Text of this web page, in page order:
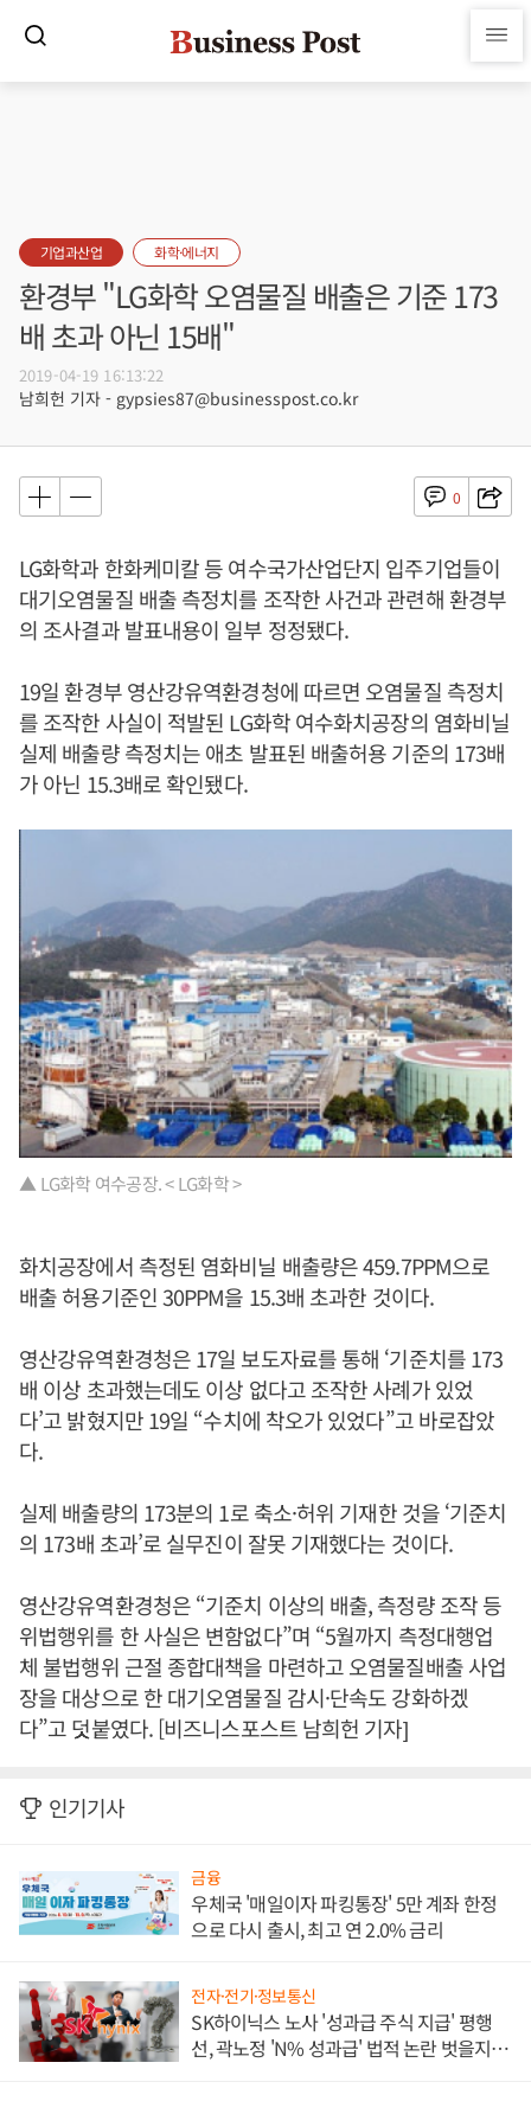
기업과산업 화학·에너지
환경부 "LG화학 오염물질 배출은 기준 173
배 초과 아닌 15배"
2019-04-19 16:13:22
남희헌 기자 - gypsies87@businesspost.co.kr
0
LG화학과 한화케미칼 등 여수국가산업단지 입주기업들이
대기오염물질 배출 측정치를 조작한 사건과 관련해 환경부
의 조사결과 발표내용이 일부 정정됐다.
19일 환경부 영산강유역환경청에 따르면 오염물질 측정치
를 조작한 사실이 적발된 LG화학 여수화치공장의 염화비닐
실제 배출량 측정치는 애초 발표된 배출허용 기준의 173배
가 아닌 15.3배로 확인됐다.
▲ LG화학 여수공장. < LG화학 >
화치공장에서 측정된 염화비닐 배출량은 459.7PPM으로
배출 허용기준인 30PPM을 15.3배 초과한 것이다.
영산강유역환경청은 17일 보도자료를 통해 ‘기준치를 173
배 이상 초과했는데도 이상 없다고 조작한 사례가 있었
다’고 밝혔지만 19일 “수치에 착오가 있었다”고 바로잡았
다.
실제 배출량의 173분의 1로 축소·허위 기재한 것을 ‘기준치
의 173배 초과’로 실무진이 잘못 기재했다는 것이다.
영산강유역환경청은 “기준치 이상의 배출, 측정량 조작 등
위법행위를 한 사실은 변함없다”며 “5월까지 측정대행업
체 불법행위 근절 종합대책을 마련하고 오염물질배출 사업
장을 대상으로 한 대기오염물질 감시·단속도 강화하겠
다”고 덧붙였다. [비즈니스포스트 남희헌 기자]
인기기사
금융
우체국 '매일이자 파킹통장' 5만 계좌 한정
으로 다시 출시, 최고 연 2.0% 금리
전자·전기·정보통신
SK하이닉스 노사 '성과급 주식 지급' 평행
선, 곽노정 'N% 성과급' 법적 논란 벗을지 주